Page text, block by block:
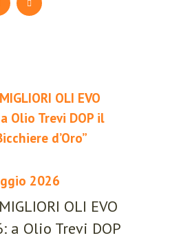
2026
OLI EVO
a Olio Trevi DOP
REGISTER